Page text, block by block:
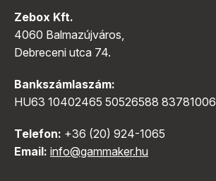
Zebox Kft.
4060 Balmazújváros,
Debreceni utca 74.
Bankszámlaszám:
HU63 10402465 50526588 83781006
Telefon: +36 (20) 924-1065
Email: info@gammaker.hu